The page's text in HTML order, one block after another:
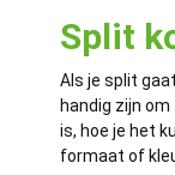
Split
Als je split
handig zijn
is, hoe je het
formaat of